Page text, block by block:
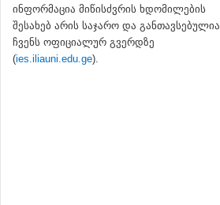
ინფორმაცია მიწისძვრის ხდომილების
შესახებ არის საჯარო და განთავსებულია
ჩვენს ოფიციალურ გვერდზე
(ies.iliauni.edu.ge).